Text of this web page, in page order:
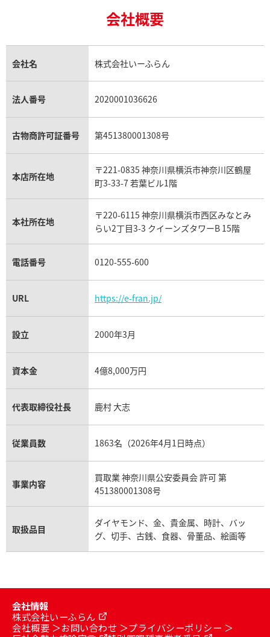
金貨買取
貴金属買取
銀・シルバー買取
パラジウム買取
トパーズ買取
タンザナイト買取
キャッツアイ買取
アクアマリン買取
ロレックス エクスプローラー買取
ロレックス デイトジャスト買取
パテック フィリップノーチラス買取
ヴァシュロン・コンスタンタン買取
オメガ買取
カルティエ買取
フランク ミュラー買取
リシャール・ミル買取
パネライ買取
チューダー（チュードル）買取
シャネル マトラッセ買取
セリーヌ買取
プラダ買取
ヴァンクリーフ＆アーペル買取
ショーメ買取
ダミアーニ買取
モーブッサン買取
会社概要
会社名 株式会社いーふらん
法人番号 2020001036626
古物商許可証番号 第451380001308号
本店所在地
〒221-0835 神奈川県横浜市神奈川区鶴屋
町3-33-7 若葉ビル1階
本社所在地
〒220-6115 神奈川県横浜市西区みなとみ
らい2丁目3-3 クイーンズタワーB 15階
電話番号 0120-555-600
URL https://e-fran.jp/
設立 2000年3月
資本金 4億8,000万円
代表取締役社長 鹿村 大志
従業員数 1863名（2026年4月1日時点）
事業内容
買取業 神奈川県公安委員会 許可 第
451380001308号
取扱品目
ダイヤモンド、金、貴金属、時計、バッ
グ、切手、古銭、食器、骨董品、絵画等
会社情報
株式会社いーふらん
会社概要
お問い合わせ
プライバシーポリシー